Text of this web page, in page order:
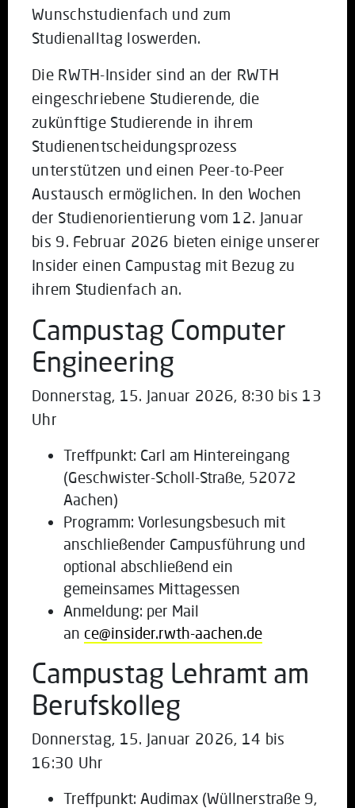
Wunschstudienfach und zum
Studienalltag loswerden.
Die RWTH-Insider sind an der RWTH
eingeschriebene Studierende, die
zukünftige Studierende in ihrem
Studienentscheidungsprozess
unterstützen und einen Peer-to-Peer
Austausch ermöglichen. In den Wochen
der Studienorientierung vom 12. Januar
bis 9. Februar 2026 bieten einige unserer
Insider einen Campustag mit Bezug zu
ihrem Studienfach an.
Campustag Computer
Engineering
Donnerstag, 15. Januar 2026, 8:30 bis 13
Uhr
Treffpunkt: Carl am Hintereingang
(Geschwister-Scholl-Straße, 52072
Aachen)
Programm: Vorlesungsbesuch mit
anschließender Campusführung und
optional abschließend ein
gemeinsames Mittagessen
Anmeldung: per Mail
an ce@insider.rwth-aachen.de
Campustag Lehramt am
Berufskolleg
Donnerstag, 15. Januar 2026, 14 bis
16:30 Uhr
Treffpunkt: Audimax (Wüllnerstraße 9,